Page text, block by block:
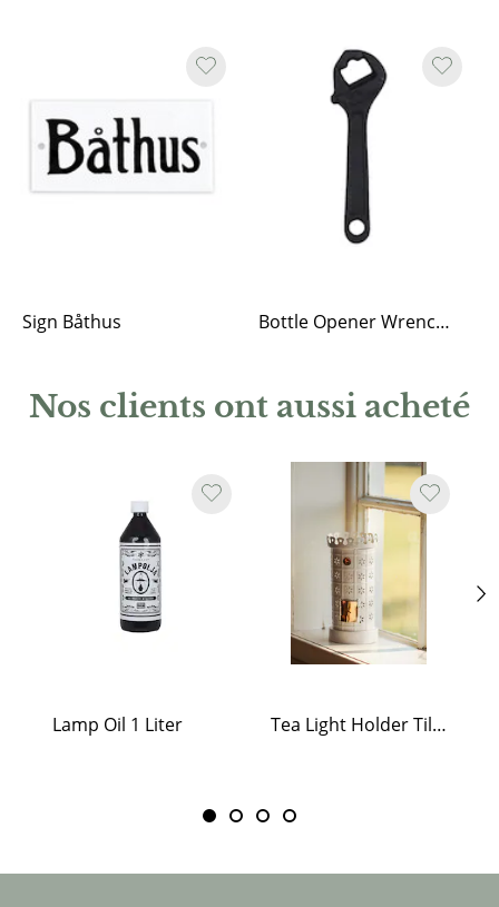
Sign Båthus Bottle Opener Wrench Cast Iron Black
Nos clients ont aussi acheté
Lamp Oil 1 Liter Tea Light Holder Tiled Stove White